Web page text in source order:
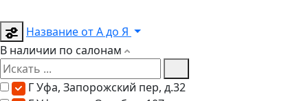
Название от А до Я
В наличии по салонам
Г Уфа, Запорожский пер, д.32